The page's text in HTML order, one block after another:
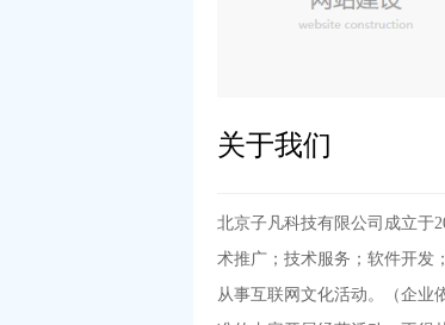
关于我们
北京子凡科技有限公司成立于
术推广；技术服务；软件开发
从事互联网文化活动。（企业